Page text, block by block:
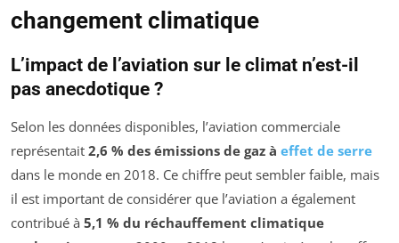
changement climatique
L’impact de l’aviation sur le climat n’est-il
pas anecdotique ?
Selon les données disponibles, l’aviation commerciale
représentait 2,6 % des émissions de gaz à effet de serre
dans le monde en 2018. Ce chiffre peut sembler faible, mais
il est important de considérer que l’aviation a également
contribué à 5,1 % du réchauffement climatique